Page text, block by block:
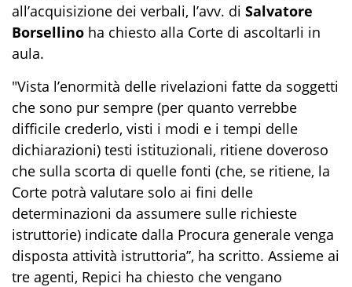
all’acquisizione dei verbali, l’avv. di Salvatore
Borsellino ha chiesto alla Corte di ascoltarli in
aula.
"Vista l’enormità delle rivelazioni fatte da soggetti
che sono pur sempre (per quanto verrebbe
difficile crederlo, visti i modi e i tempi delle
dichiarazioni) testi istituzionali, ritiene doveroso
che sulla scorta di quelle fonti (che, se ritiene, la
Corte potrà valutare solo ai fini delle
determinazioni da assumere sulle richieste
istruttorie) indicate dalla Procura generale venga
disposta attività istruttoria”, ha scritto. Assieme ai
tre agenti, Repici ha chiesto che vengano